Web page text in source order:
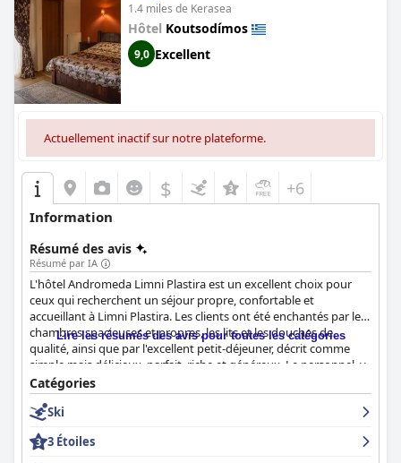
1.4 miles de Kerasea
Hôtel Koutsodímos
9,0 Excellent
Actuellement inactif sur notre plateforme.
$ +6
Information
Résumé des avis
Résumé par IA
L'hôtel Andromeda Limni Plastira est un excellent choix pour
ceux qui recherchent un séjour propre, confortable et
accueillant à Limni Plastira. Les clients ont été enchantés par les
chambres spacieuses et propres, les lits et les douches de
qualité, ainsi que par l'excellent petit-déjeuner, décrit comme
simple mais délicieux, parfait, riche et généreux. Le personnel, y
compris le sympathique propriétaire et la charmante hôtesse
Χριστίνα, a été félicité pour son service et son hospitalité
exceptionnels, mettant les clients à l'aise tout au long de leur
séjour. L'emplacement idéal de l'hôtel et son atmosphère
générale conviviale et familiale en font le point de départ idéal
Lire les résumés des avis pour toutes les catégories
Catégories
Ski
3 Étoiles